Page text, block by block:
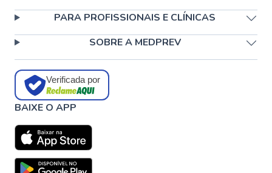
PARA PROFISSIONAIS E CLÍNICAS
SOBRE A MEDPREV
Verificada por
BAIXE O APP